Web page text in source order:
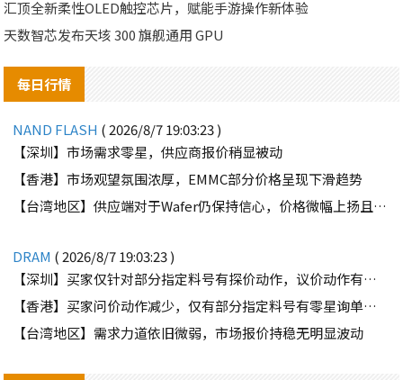
汇顶全新柔性OLED触控芯片，赋能手游操作新体验
天数智芯发布天垓 300 旗舰通用 GPU
每日行情
NAND FLASH ( 2026/8/7 19:03:23 )
【深圳】市场需求零星，供应商报价稍显被动
【香港】市场观望氛围浓厚，EMMC部分价格呈现下滑趋势
【台湾地区】供应端对于Wafer仍保持信心，价格微幅上扬且惜售态度不变
DRAM ( 2026/8/7 19:03:23 )
【深圳】买家仅针对部分指定料号有探价动作，议价动作有所减少
【香港】买家问价动作减少，仅有部分指定料号有零星询单动作
【台湾地区】需求力道依旧微弱，市场报价持稳无明显波动